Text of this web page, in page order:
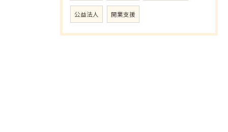
公益法人 開業支援